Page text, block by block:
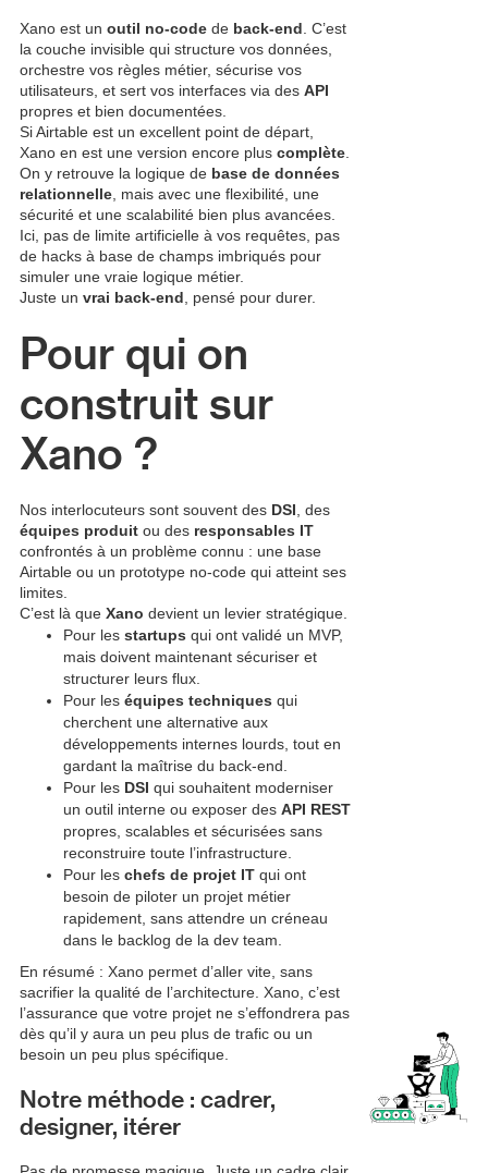
Xano est un outil no-codede back-end . C’est
la couche invisible qui structure vos données,
orchestre vos règles métier, sécurise vos
utilisateurs, et sert vos interfaces via des API
propres et bien documentées.
Si Airtable est un excellent point de départ,
Xano en est une version encore plus complète.
On y retrouve la logique de base de données
relationnelle, mais avec une flexibilité, une
sécurité et une scalabilité bien plus avancées.
Ici, pas de limite artificielle à vos requêtes, pas
de hacks à base de champs imbriqués pour
simuler une vraie logique métier.
Juste un vrai back-end , pensé pour durer.
Pour qui on
construit sur
Xano ?
Nos interlocuteurs sont souvent des DSI , des
équipes produitou des responsables IT
confrontés à un problème connu : une base
Airtable ou un prototype no-code qui atteint ses
limites.
C’est là que Xano devient un levier stratégique.
Pour les startups qui ont validé un MVP,
mais doivent maintenant sécuriser et
structurer leurs flux.
Pour les équipes techniques qui
cherchent une alternative aux
développements internes lourds, tout en
gardant la maîtrise du back-end.
Pour les DSI qui souhaitent moderniser
un outil interne ou exposer des API REST
propres, scalables et sécurisées sans
reconstruire toute l’infrastructure.
Pour les chefs de projet ITqui ont
besoin de piloter un projet métier
rapidement, sans attendre un créneau
dans le backlog de la dev team.
En résumé : Xano permet d’aller vite, sans
sacrifier la qualité de l’architecture. Xano, c’est
l’assurance que votre projet ne s’effondrera pas
dès qu’il y aura un peu plus de trafic ou un
besoin un peu plus spécifique.
Notre méthode : cadrer,
designer, itérer